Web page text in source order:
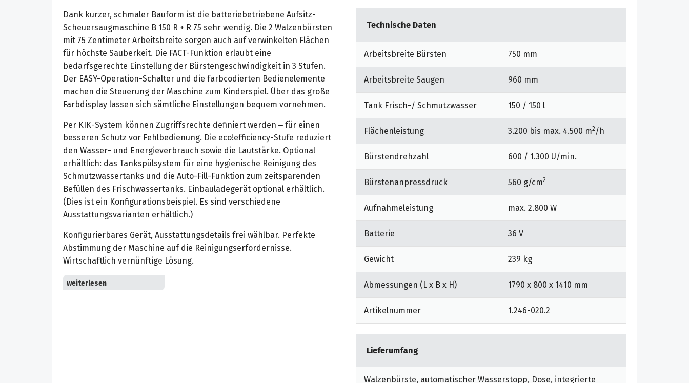
Dank kurzer, schmaler Bauform ist die batteriebetriebene Aufsitz-
Scheuersaugmaschine B 150 R + R 75 sehr wendig. Die 2 Walzenbürsten
mit 75 Zentimeter Arbeitsbreite sorgen auch auf verwinkelten Flächen
für höchste Sauberkeit. Die FACT-Funktion erlaubt eine
bedarfsgerechte Einstellung der Bürstengeschwindigkeit in 3 Stufen.
Der EASY-Operation-Schalter und die farbcodierten Bedienelemente
machen die Steuerung der Maschine zum Kinderspiel. Über das große
Farbdisplay lassen sich sämtliche Einstellungen bequem vornehmen.
Per KIK-System können Zugriffsrechte definiert werden – für einen
besseren Schutz vor Fehlbedienung. Die eco!efficiency-Stufe reduziert
den Wasser- und Energieverbrauch sowie die Lautstärke. Optional
erhältlich: das Tankspülsystem für eine hygienische Reinigung des
Schmutzwassertanks und die Auto-Fill-Funktion zum zeitsparenden
Befüllen des Frischwassertanks. Einbauladegerät optional erhältlich.
(Dies ist ein Konfigurationsbeispiel. Es sind verschiedene
Ausstattungsvarianten erhältlich.)
Konfigurierbares Gerät, Ausstattungsdetails frei wählbar. Perfekte
Abstimmung der Maschine auf die Reinigungserfordernisse.
Wirtschaftlich vernünftige Lösung.
KIK-System für höhere Sicherheit vor falscher Bedienung und
Senkung der Servicekosten. Optimale Anpassung auf die individuellen
Technische Daten
Arbeitsbreite Bürsten 750 mm
Arbeitsbreite Saugen 960 mm
Tank Frisch-/ Schmutzwasser 150 / 150 l
Flächenleistung 3.200 bis max. 4.500 m2/h
Bürstendrehzahl 600 / 1.300 U/min.
Bürstenanpressdruck 560 g/cm2
Aufnahmeleistung max. 2.800 W
Batterie 36 V
Gewicht 239 kg
Abmessungen (L x B x H) 1790 x 800 x 1410 mm
Artikelnummer 1.246-020.2
Lieferumfang
Walzenbürste, automatischer Wasserstopp, Dose, integrierte